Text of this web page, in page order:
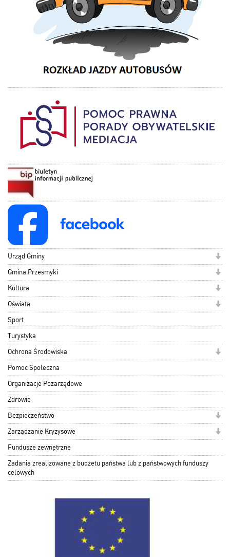
Urząd Gminy
Gmina Przesmyki
Kultura
Oświata
Sport
Turystyka
Ochrona Środowiska
Pomoc Społeczna
Organizacje Pozarządowe
Zdrowie
Bezpieczeństwo
Zarządzanie Kryzysowe
Fundusze zewnętrzne
Zadania zrealizowane z budżetu państwa lub z państwowych funduszy
celowych